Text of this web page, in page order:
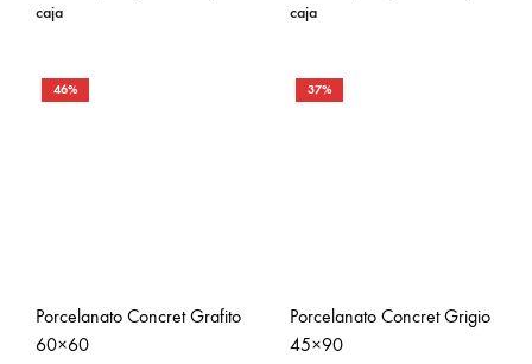
caja
caja
46%
Porcelanato Concret Grafito
60×60
37%
Porcelanato Concret Grigio
45×90